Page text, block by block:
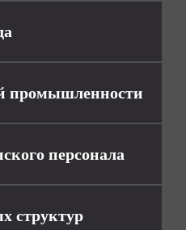
промышленности
персонала
структур